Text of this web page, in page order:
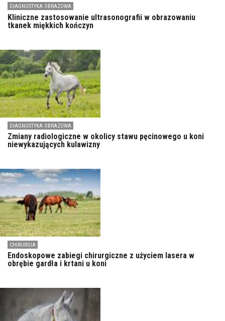
DIAGNOSTYKA OBRAZOWA
Kliniczne zastosowanie ultrasonografii w obrazowaniu
tkanek miękkich kończyn
DIAGNOSTYKA OBRAZOWA
Zmiany radiologiczne w okolicy stawu pęcinowego u koni
niewykazujących kulawizny
CHIRURGIA
Endoskopowe zabiegi chirurgiczne z użyciem lasera w
obrębie gardła i krtani u koni